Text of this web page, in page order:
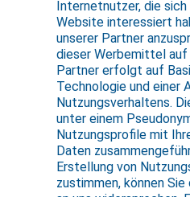
Internetnutzer, die
Website interessiert
unserer Partner
dieser Werbemittel auf
Partner erfolgt auf
Technologie und einer
Nutzungsverhaltens.
unter einem
Nutzungsprofile mit
Daten
Erstellung von
zustimmen, können